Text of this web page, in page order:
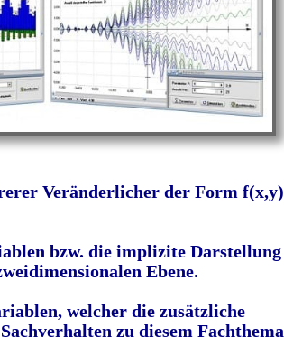
Veränderlicher der Form f(x,y)
bzw. die implizite Darstellung
Ebene.
welcher die zusätzliche
zu diesem Fachthema